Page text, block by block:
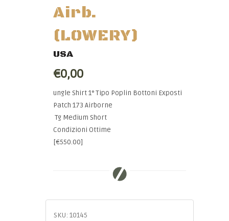
Airb.
(LOWERY)
USA
€0,00
ungle Shirt 1° Tipo Poplin Bottoni Exposti
Patch 173 Airborne
Tg Medium Short
Condizioni Ottime
[€550.00]
SKU: 10145